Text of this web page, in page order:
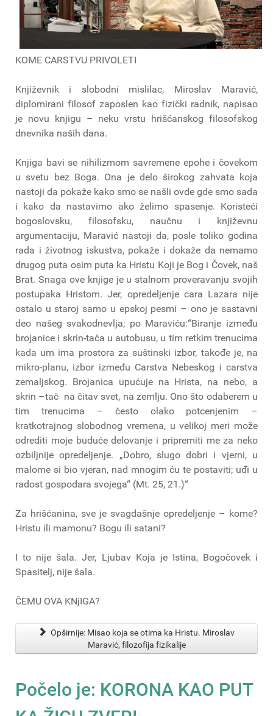
KOME CARSTVU PRIVOLETI
Književnik i slobodni mislilac, Miroslav Maravić,
diplomirani filosof zaposlen kao fizički radnik, napisao
je novu knjigu – neku vrstu hrišćanskog filosofskog
dnevnika naših dana.
Knjiga bavi se nihilizmom savremene epohe i čovekom
u svetu bez Boga. Ona je delo širokog zahvata koja
nastoji da pokaže kako smo se našli ovde gde smo sada
i kako da nastavimo ako želimo spasenje. Koristeći
bogoslovsku, filosofsku, naučnu i književnu
argumentaciju, Maravić nastoji da, posle toliko godina
rada i životnog iskustva, pokaže i dokaže da nemamo
drugog puta osim puta ka Hristu Koji je Bog i Čovek, naš
Brat. Snaga ove knjige je u stalnom proveravanju svojih
postupaka Hristom. Jer, opredeljenje cara Lazara nije
ostalo u staroj samo u epskoj pesmi – ono je sastavni
deo našeg svakodnevlja; po Maraviću:“Biranje između
brojanice i skrin-tača u autobusu, u tim retkim trenucima
kada um ima prostora za suštinski izbor, takođe je, na
mikro-planu, izbor između Carstva Nebeskog i carstva
zemaljskog. Brojanica upućuje na Hrista, na nebo, a
skrin –tač na čitav svet, na zemlju. Ono što odaberem u
tim trenucima – često olako potcenjenim –
kratkotrajnog slobodnog vremena, u velikoj meri može
odrediti moje buduće delovanje i pripremiti me za neko
ozbiljnije opredeljenje. „Dobro, slugo dobri i vjerni, u
malome si bio vjeran, nad mnogim ću te postaviti; uđi u
radost gospodara svojega“ (Mt. 25, 21.)“
Za hrišćanina, sve je svagdašnje opredeljenje – kome?
Hristu ili mamonu? Bogu ili satani?
I to nije šala. Jer, Ljubav Koja je Istina, Bogočovek i
Spasitelj, nije šala.
ČEMU OVA KNjIGA?
Opširnije: Misao koja se otima ka Hristu. Miroslav
Maravić, filozofija fizikalije
Počelo je: KORONA KAO PUT